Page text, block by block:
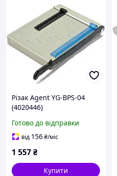
Різак Agent YG-BPS-04
(4020446)
Готово до відправки
від 156₴/міс
1 557₴
Купити